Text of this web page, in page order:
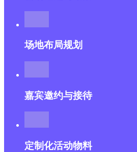
场地布局规划
嘉宾邀约与接待
定制化活动物料